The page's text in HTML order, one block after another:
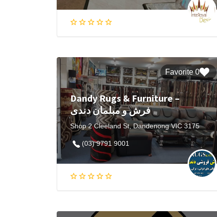
0 Favorite
Dandy Rugs & Furniture –
فرش و مبلمان دندی
Shop 2 Cleeland St, Dandenong VIC 3175
(03) 9791 9001